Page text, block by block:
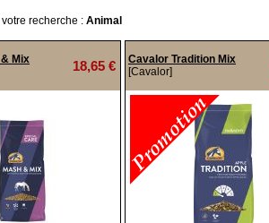
recherche : Animal
Mix
18,65 €
Cavalor Tradition Mix
[Cavalor]